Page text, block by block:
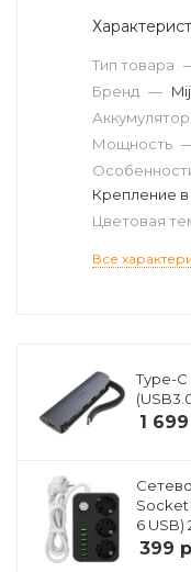
Тип товара
Бренд —
Мощность
Крепление
Цветовая
Все
Type-C
1 699
Socket
6 USB)
399